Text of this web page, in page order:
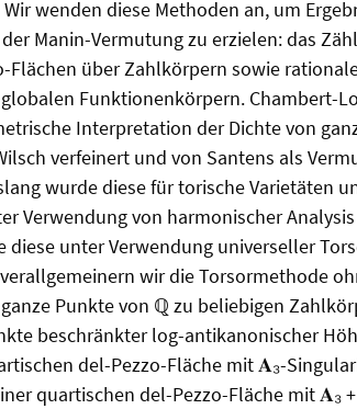
wenden diese Methoden an, um
Manin-Vermutung zu erzielen: das
Flächen über Zahlkörpern sowie
Funktionenkörpern. Chambert-
Interpretation der Dichte von
verfeinert und von Santens als
wurde diese für torische Varietäten
Verwendung von harmonischer
diese unter Verwendung universeller
wir die Torsormethode
Punkte von ℚ zu beliebigen
beschränkter log-antikanonischer
del-Pezzo-Fläche mit 𝐀₃-
quartischen del-Pezzo-Fläche mit 𝐀₃